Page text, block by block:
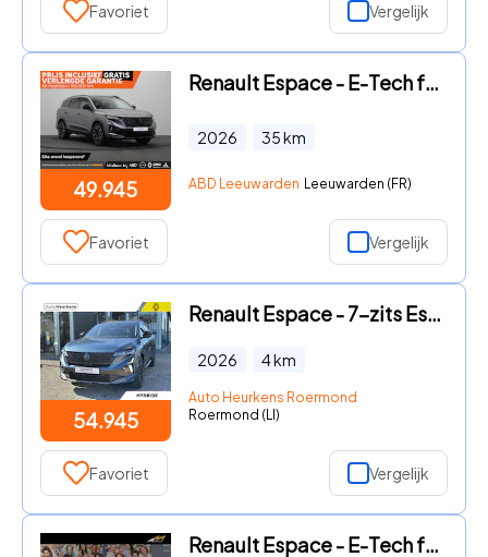
Favoriet Vergelijk
49.945
Renault Espace - E-Tech full hybrid 200 esprit Alpine 7p. | Full option | Pan
2026 35km
ABD Leeuwarden Leeuwarden (FR)
Favoriet Vergelijk
54.945
Renault Espace - 7-zits Esprit Alpine Full Hybrid E-Tech 200 l Meer dan € 5.0
2026 4km
Auto Heurkens Roermond
Roermond (LI)
Favoriet Vergelijk
Renault Espace - E-Tech full hybrid 200 techno 7p. - Occasion Lease vanaf €72